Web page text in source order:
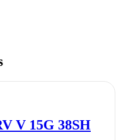
V 15G 38SH